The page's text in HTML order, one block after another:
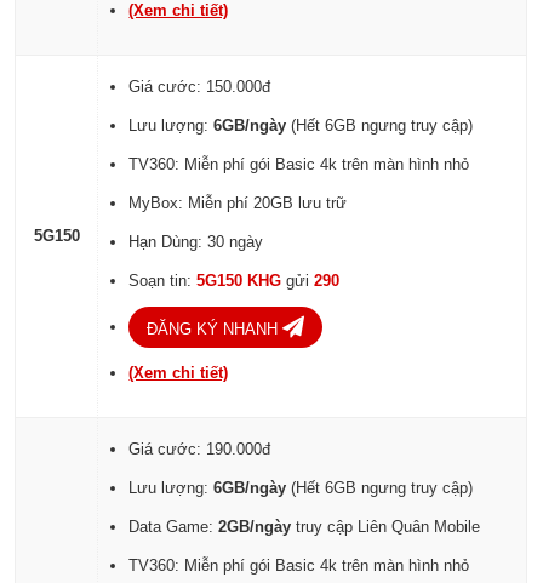
(Xem chi tiết)
5G150
Giá cước: 150.000đ
Lưu lượng:6GB/ngày (Hết 6GB ngưng truy cập)
TV360: Miễn phí gói Basic 4k trên màn hình nhỏ
MyBox: Miễn phí 20GB lưu trữ
Hạn Dùng: 30 ngày
Soạn tin:5G150 KHGgửi290
ĐĂNG KÝ NHANH
(Xem chi tiết)
Giá cước: 190.000đ
Lưu lượng:6GB/ngày (Hết 6GB ngưng truy cập)
Data Game:2GB/ngày truy cập Liên Quân Mobile
TV360: Miễn phí gói Basic 4k trên màn hình nhỏ